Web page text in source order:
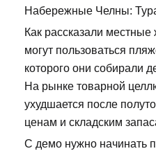
Набережные Челны:
Как рассказали
могут пользоваться
которого они собирали
На рынке товарной
ухудшается после
ценам и складским
С демо нужно начинать